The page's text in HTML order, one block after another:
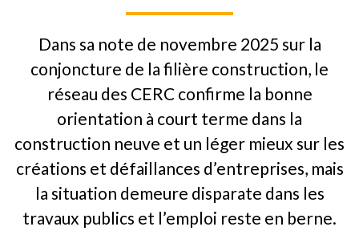
Dans sa note de novembre 2025 sur la
conjoncture de la filière construction, le
réseau des CERC confirme la bonne
orientation à court terme dans la
construction neuve et un léger mieux sur les
créations et défaillances d’entreprises, mais
la situation demeure disparate dans les
travaux publics et l’emploi reste en berne.